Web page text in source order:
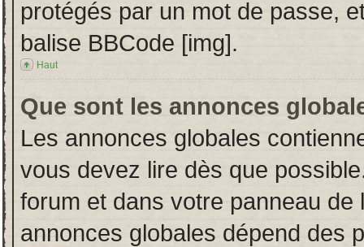
protégés par un mot de passe,
balise BBCode [img].
Haut
Que sont les annonces
Les annonces globales
vous devez lire dès que
forum et dans votre panneau de
annonces globales dépend des